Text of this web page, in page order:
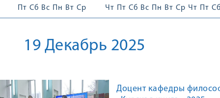
Пт Сб Вс Пн Вт Ср
Чт Пт Сб Вс Пн Вт Ср Чт Пт Сб
19 Декабрь 2025
Доцент кафедры